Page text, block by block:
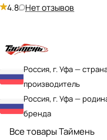
4.8 Нет отзывов
Россия, г. Уфа —
производитель
Россия, г. Уфа —
бренда
Все товары Таймень